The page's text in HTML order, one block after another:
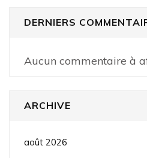
DERNIERS
Aucun commentaire à
ARCHIVE
août 2026